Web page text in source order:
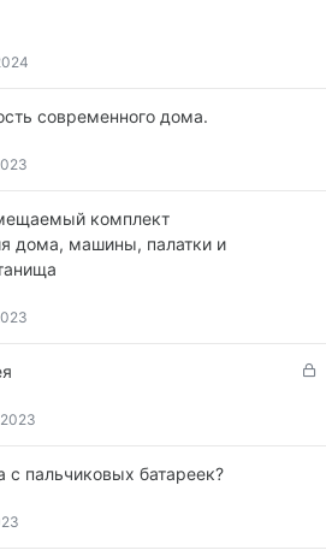
современного дома.
комплект
дома, машины, палатки и
З
с пальчиковых батареек?